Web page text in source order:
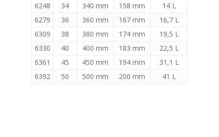
6248
34 340 mm 158 mm
14 L
6279
36 360 mm 167 mm
16,7 L
6309
38 380 mm 174 mm
19,5 L
6330
40 400 mm 183 mm
22,5 L
6361
45 450 mm 194 mm
31,1 L
6392
50 500 mm 200 mm 41 L